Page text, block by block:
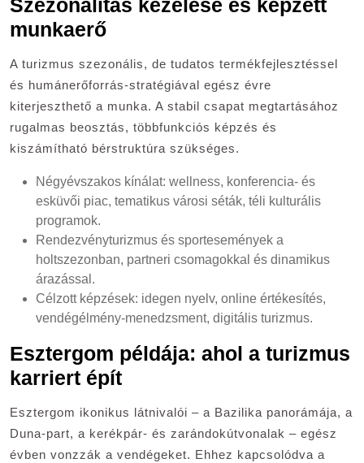
Szezonalitás kezelése és képzett
munkaerő
A turizmus szezonális, de tudatos termékfejlesztéssel
és humánerőforrás-stratégiával egész évre
kiterjeszthető a munka. A stabil csapat megtartásához
rugalmas beosztás, többfunkciós képzés és
kiszámítható bérstruktúra szükséges.
Négyévszakos kínálat: wellness, konferencia- és
esküvői piac, tematikus városi séták, téli kulturális
programok.
Rendezvényturizmus és sportesemények a
holtszezonban, partneri csomagokkal és dinamikus
árazással.
Célzott képzések: idegen nyelv, online értékesítés,
vendégélmény-menedzsment, digitális turizmus.
Esztergom példája: ahol a turizmus
karriert épít
Esztergom ikonikus látnivalói – a Bazilika panorámája, a
Duna-part, a kerékpár- és zarándokútvonalak – egész
évben vonzzák a vendégeket. Ehhez kapcsolódva a